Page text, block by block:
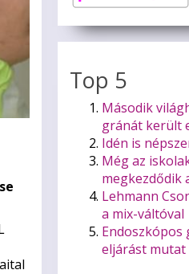
Top 5
Második
gránát került
Idén is
Még az
megkezdődik
Lehmann
a mix-váltóval
eljárást mutat